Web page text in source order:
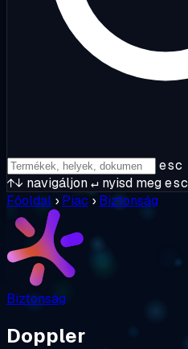
esc
↑↓ navigáljon↵ nyisd megesc
Főoldal › Piac › Biztonság
Biztonság
Doppler